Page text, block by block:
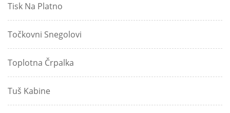
Tisk Na Platno
Točkovni Snegolovi
Toplotna Črpalka
Tuš Kabine